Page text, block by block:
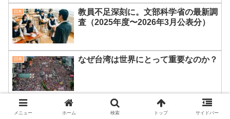
日本
教員不足深刻に。文部科学省の最新調
査（2025年度〜2026年3月公表分）
日本 なぜ台湾は世界にとって重要なのか？
日本 外遊に反応する人々
メニュー ホーム 検索 トップ サイドバー